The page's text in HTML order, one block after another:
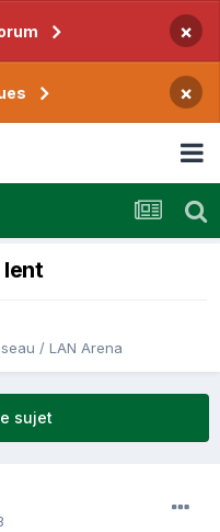
×
×
lent
/ LAN Arena
sujet